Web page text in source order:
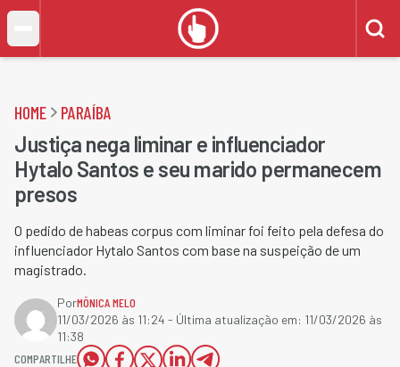
HOME PARAÍBA
Justiça nega liminar e influenciador
Hytalo Santos e seu marido permanecem
presos
O pedido de habeas corpus com liminar foi feito pela defesa do
influenciador Hytalo Santos com base na suspeição de um
magistrado.
PorMÔNICA MELO
11/03/2026 às 11:24 - Última atualização em: 11/03/2026 às
11:38
COMPARTILHE